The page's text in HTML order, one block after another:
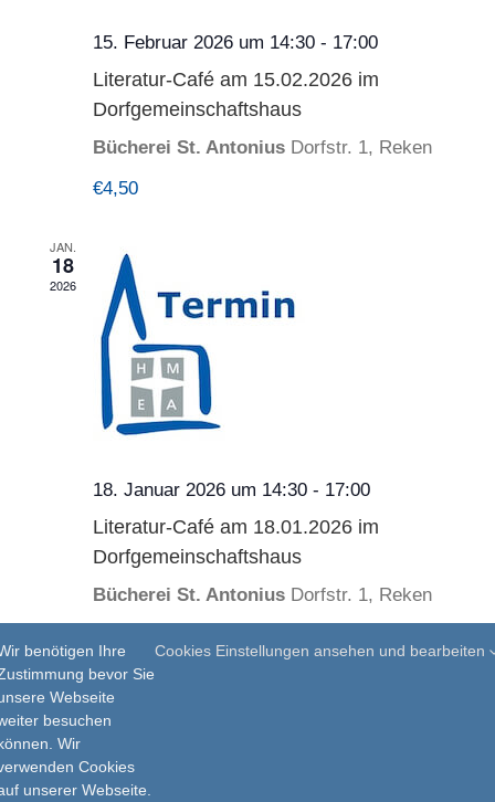
15. Februar 2026 um 14:30 - 17:00
Literatur-Café am 15.02.2026 im
Dorfgemeinschaftshaus
Bücherei St. Antonius Dorfstr. 1, Reken
€4,50
JAN.
18
2026
18. Januar 2026 um 14:30 - 17:00
Literatur-Café am 18.01.2026 im
Dorfgemeinschaftshaus
Bücherei St. Antonius Dorfstr. 1, Reken
benötigen Ihre
bevor Sie
Webseite
besuchen
Wir
Cookies
unserer Webseite.
Cookies Einstellungen ansehen und bearbeiten